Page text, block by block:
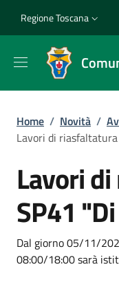
Slim top
Regione Toscana
Briciole di
Home / Novità /
Lavori di
Lavori
SP41
Dettagli
Descrizione breve
Dal giorno 05/11/
08:00/18:00 sarà